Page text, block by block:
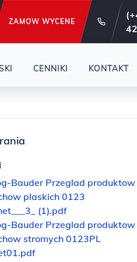
lat !
ZAMOW WYCENE
42
CENNIKI KONTAKT
Bauder Przeglad produktow
plaskich 0123
(1).pdf
Bauder Przeglad produktow
stromych 0123PL